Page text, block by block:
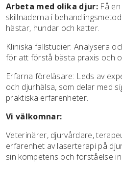
Arbeta med olika djur: Få
skillnaderna i
hästar, hundar och katter.
Kliniska fallstudier: Analysera
för att förstå bästa praxis och
Erfarna föreläsare: Leds av
och djurhälsa, som delar med
praktiska erfarenheter.
Vi välkomnar:
Veterinärer, djurvårdare,
erfarenhet av laserterapi på
sin kompetens och förståelse